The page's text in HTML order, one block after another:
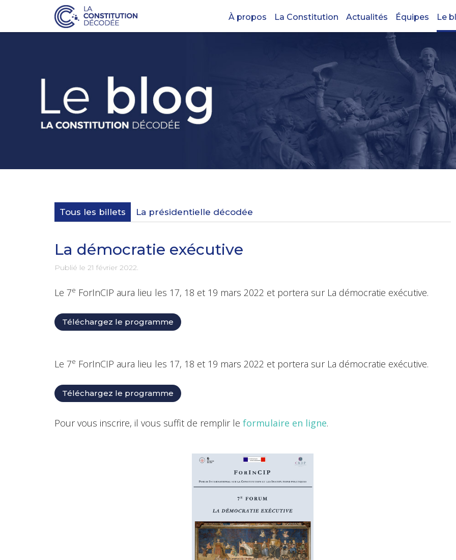
À propos La Constitution Actualités Équipes Le
Tous les billets La présidentielle décodée
La démocratie exécutive
Publié le 21 février 2022.
Le 7e ForInCIP aura lieu les 17, 18 et 19 mars 2022 et portera sur La démocratie exécutive.
Téléchargez le programme
Le 7e ForInCIP aura lieu les 17, 18 et 19 mars 2022 et portera sur La démocratie exécutive.
Téléchargez le programme
Pour vous inscrire, il vous suffit de remplir le formulaire en ligne.